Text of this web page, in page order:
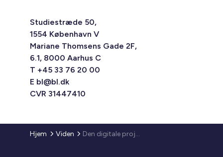
Studiestræde 50,
1554 København V
Mariane Thomsens Gade 2F,
6.1, 8000 Aarhus C
T +45 33 76 20 00
E bl@bl.dk
CVR 31447410
Hjem Viden Den digitale projekthåndbog